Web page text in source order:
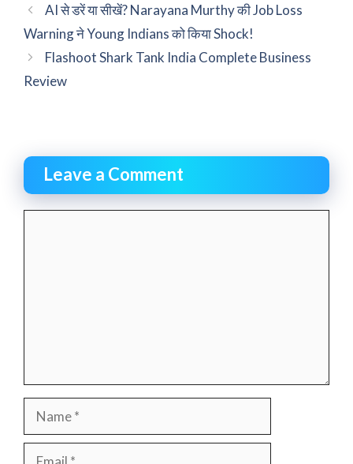
AI से डरें या सीखें? Narayana Murthy की Job Loss
Warning ने Young Indians को किया Shock!
Flashoot Shark Tank India Complete Business
Review
Leave a Comment